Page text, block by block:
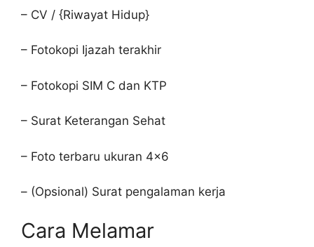
– CV / {Riwayat Hidup}
– Fotokopi Ijazah terakhir
– Fotokopi SIM C dan KTP
– Surat Keterangan Sehat
– Foto terbaru ukuran 4×6
– (Opsional) Surat pengalaman kerja
Cara Melamar